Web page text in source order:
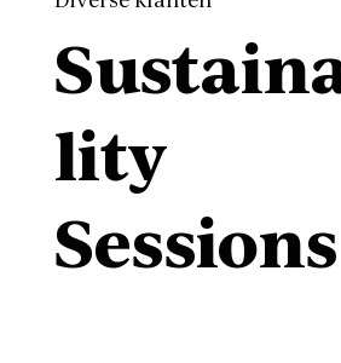
lity
Sessions